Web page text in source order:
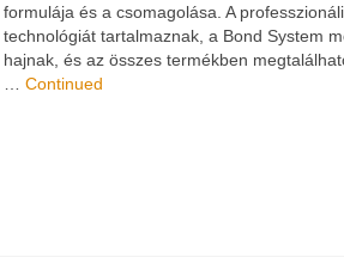
formulája és a csomagolása. A
technológiát tartalmaznak, a Bond System
hajnak, és az összes termékben
Continued